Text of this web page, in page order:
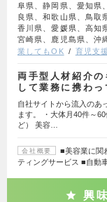
阜県、静岡県、愛知県
良県、和歌山県、鳥取
香川県、愛媛県、高知
宮崎県、鹿児島県、沖
業してもOK
育児支
両手型人材紹介
して業務に携わっ
自社サイトから流入のあ
ます。 ・大体月40件～
ど） 美容…
会社概要
■美容業に関
ティングサービス ■自動
興